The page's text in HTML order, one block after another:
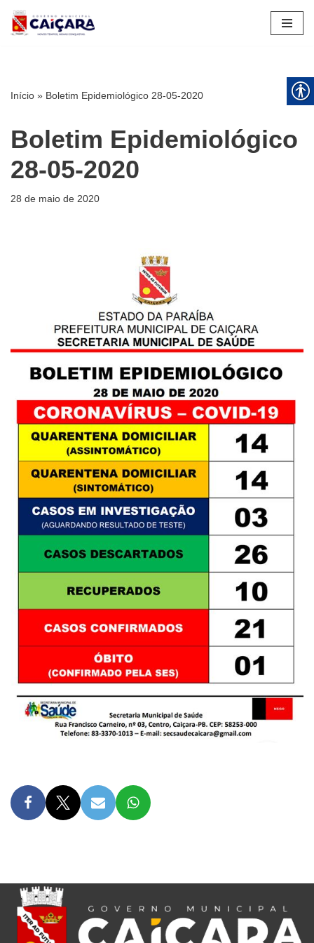
Pular
Início » Boletim Epidemiológico 28-05-2020
Boletim Epidemiológico
28-05-2020
28 de maio de 2020